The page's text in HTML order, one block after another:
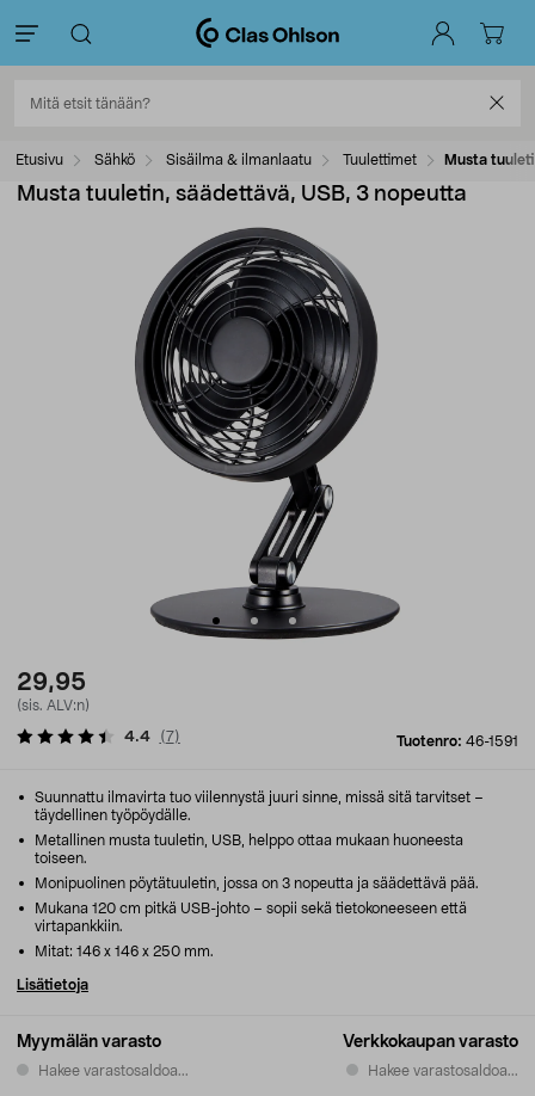
Etusivu Sähkö Sisäilma & ilmanlaatu Tuulettimet Musta
Musta tuuletin, säädettävä, USB, 3 nopeutta
29,95
(sis. ALV:n)
Tuotenro: 46-1591
4.4 (7)
Myymälän varasto
Hakee varastosaldoa...
Verkkokaupan varasto
Hakee varastosaldoa...
Suunnattu ilmavirta tuo viilennystä juuri sinne, missä sitä tarvitset –
täydellinen työpöydälle.
Metallinen musta tuuletin, USB, helppo ottaa mukaan huoneesta
toiseen.
Monipuolinen pöytätuuletin, jossa on 3 nopeutta ja säädettävä pää.
Mukana 120 cm pitkä USB-johto – sopii sekä tietokoneeseen että
virtapankkiin.
Mitat: 146 x 146 x 250 mm.
Lisätietoja